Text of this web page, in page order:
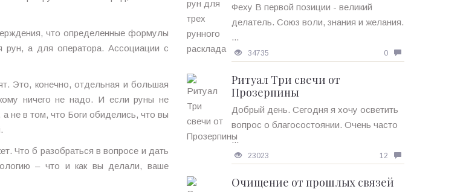
что определенные формулы
а для оператора. Ассоциации с
Это, конечно, отдельная и большая
ничего не надо. И если руны не
не в том, что Боги обиделись, что вы
Что б разобраться в вопросе и дать
– что и как вы делали, ваше
Феху В первой позиции - великий
делатель. Союз воли, знания и желания.
...
34735 0
Ритуал Три свечи от
Прозерпины
Добрый день. Сегодня я хочу осветить
вопрос о благосостоянии. Очень часто
...
23023 12
Очищение от прошлых связей